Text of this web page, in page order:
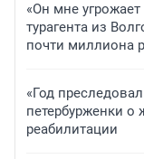
«Он мне
турагента из
почти миллиона
«Год
петербурженки о
реабилитации